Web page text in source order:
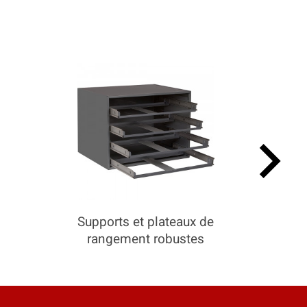
Supports et plateaux de
rangement robustes
keyboard_arrow_right